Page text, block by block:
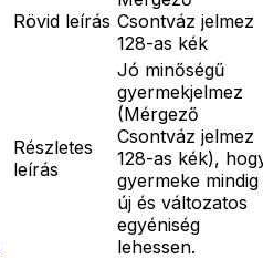
Rövid leírás Csontváz jelmez
128-as kék
Részletes
leírás
Jó minőségű
gyermekjelmez
(Mérgező
Csontváz jelmez
128-as kék),
gyermeke mindig
új és változatos
egyéniség
lehessen.